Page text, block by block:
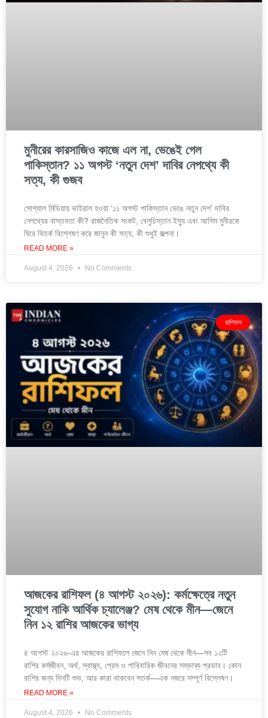
মুনীরের কারসাজিও কাজে এল না, ভেঙেই গেল
পাকিস্তান? ১১ অগস্ট ‘নতুন দেশ’ দাবির নেপথ্যে কী
সত্য, কী গুজব
সোশ্যাল মিডিয়ায় ভাইরাল হওয়া ‘১১ অগস্ট পাকিস্তান ভেঙে নতুন দেশ’ দাবির
নেপথ্যের বাস্তবতা কী? রাজনৈতিক সংকট, বেলুচিস্তান ইস্যু এবং আসিম মুনীরকে
ঘিরে বিতর্ক বিশ্লেষণ করে জানুন কী সত্য, কী শুধুই জল্পনা।
READ MORE »
August 4, 2026 No Comments
রাশিফল
আজকের রাশিফল (৪ আগস্ট ২০২৬): কর্মক্ষেত্রে নতুন
সুযোগ নাকি আর্থিক চ্যালেঞ্জ? মেষ থেকে মীন—জেনে
নিন ১২ রাশির আজকের ভাগ্য
৪ আগস্ট ২০২৬-এর আজকের রাশিফলে জেনে নিন মেষ থেকে মীন—সব ১২টি
রাশির কর্মজীবন, অর্থ, স্বাস্থ্য, প্রেম ও পারিবারিক জীবনের সম্ভাব্য প্রভাব। কোন
রাশির জন্য দিনটি শুভ, আর কারা থাকবেন সতর্ক—এক নজরে সম্পূর্ণ বিশ্লেষণ।
READ MORE »
August 4, 2026 No Comments